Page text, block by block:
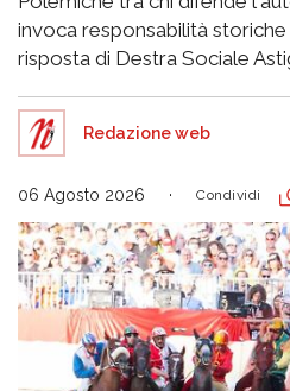
invoca responsabilità
risposta di Destra Sociale
Redazione web
06 Agosto 2026 Condividi